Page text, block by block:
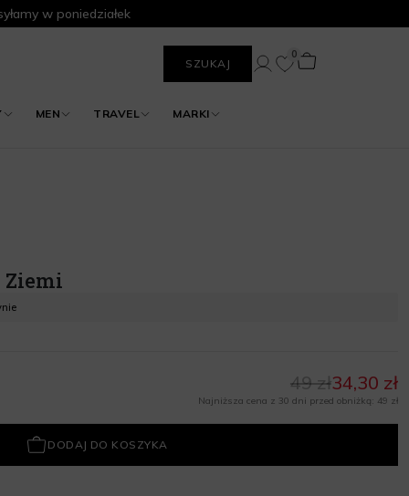
w poniedziałek
SZUKAJ
MEN TRAVEL MARKI
0
Ziemi
34,30 zł
49 zł
Najniższa cena z 30 dni przed obniżką: 49 zł
DODAJ DO KOSZYKA